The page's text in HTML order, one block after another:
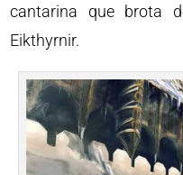
cantarina que brota
Eikthyrnir.